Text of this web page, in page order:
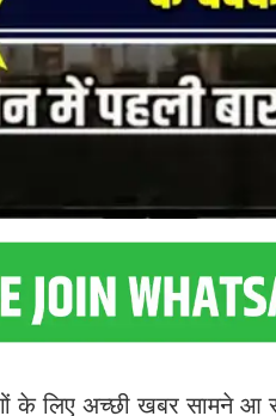
के लिए अच्छी खबर सामने आ